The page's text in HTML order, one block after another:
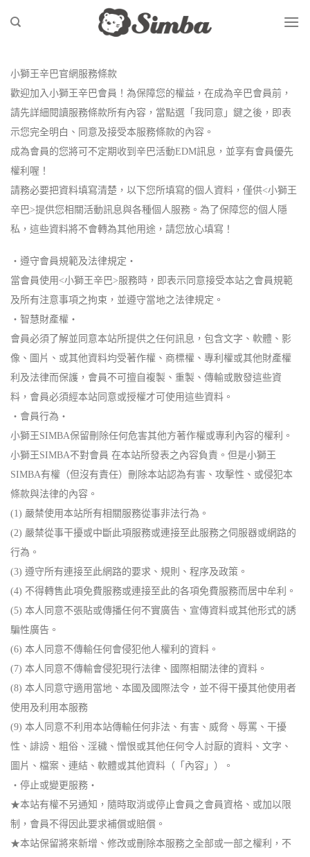
小獅王辛巴官網服務條款
歡迎加入小獅王辛巴會員！為保障您的權益，在成為辛巴會員前，
請先詳細閱讀服務條款所有內容，當點選「我同意」鍵之後，即表
示您完全明白、同意及接受本服務條款的內容。
成為會員的您將可不定期收到辛巴活動EDM訊息，並享有會員優先
權利喔！
請務必要把資料填寫清楚，以下您所填寫的個人資料，僅供<小獅王
辛巴>提供您相關活動訊息與各種個人服務。為了保障您的個人隱
私，這些資料將不會轉為其他用途，請您放心填寫！
‧遵守會員規範及法律規定‧
當會員使用<小獅王辛巴>服務時，即表示同意接受本站之會員規範
及所有注意事項之拘束，並遵守當地之法律規定。
‧智慧財產權‧
會員必須了解並同意本站所提供之任何訊息，包含文字、軟體、影
像、圖片、或其他資料均受著作權、商標權、專利權或其他財產權
利及法律而保護，會員不可擅自複製、重製、傳輸或散發這些資
料，會員必須經本站同意或授權才可使用這些資料。
‧會員行為‧
小獅王SIMBA保留刪除任何危害其他方著作權或專利內容的權利。
小獅王SIMBA不對會員 在本站所發表之內容負責。但是小獅王
SIMBA有權（但沒有責任）刪除本站認為有害、攻擊性、或侵犯本
條款與法律的內容。
(1) 嚴禁使用本站所有相關服務從事非法行為。
(2) 嚴禁從事干擾或中斷此項服務或連接至此服務之伺服器或網路的
行為。
(3) 遵守所有連接至此網路的要求、規則、程序及政策。
(4) 不得轉售此項免費服務或連接至此的各項免費服務而居中牟利。
(5) 本人同意不張貼或傳播任何不實廣告、宣傳資料或其他形式的誘
騙性廣告。
(6) 本人同意不傳輸任何會侵犯他人權利的資料。
(7) 本人同意不傳輸會侵犯現行法律、國際相關法律的資料。
(8) 本人同意守適用當地、本國及國際法令，並不得干擾其他使用者
使用及利用本服務
(9) 本人同意不利用本站傳輸任何非法、有害、威脅、辱罵、干擾
性、誹謗、粗俗、淫穢、憎恨或其他任何令人討厭的資料、文字、
圖片、檔案、連結、軟體或其他資料（「內容」）。
‧停止或變更服務‧
★本站有權不另通知，隨時取消或停止會員之會員資格、或加以限
制，會員不得因此要求補償或賠償。
★本站保留將來新增、修改或刪除本服務之全部或一部之權利，不